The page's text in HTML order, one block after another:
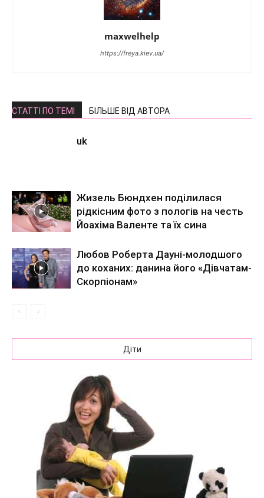
maxwelhelp
https://freya.kiev.ua/
СТАТТІ ПО ТЕМІ БІЛЬШЕ ВІД АВТОРА
uk
Жизель Бюндхен поділилася
рідкісним фото з пологів на честь
Йоахіма Валенте та їх сина
Любов Роберта Дауні-молодшого
до коханих: данина його «Дівчатам-
Скорпіонам»
Діти